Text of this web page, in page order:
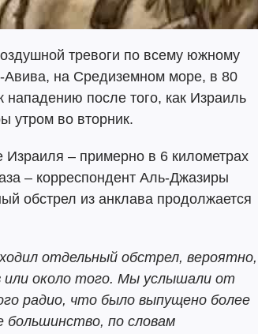
тревоги по всему южному
на Средиземном море, в 80
нападению после того, как Израиль
утром во вторник.
– примерно в 6 километрах
– корреспондент Аль-Джазиры
обстрел из анклава продолжается
отдельный обстрел, вероятно,
или около того. Мы услышали от
радио, что было выпущено более
по словам